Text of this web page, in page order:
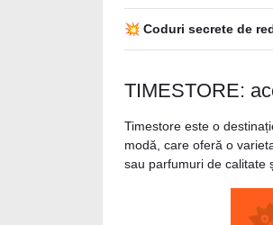
💥 Coduri secrete de
TIMESTORE:
Timestore este o
modă, care oferă o
sau parfumuri de calitate